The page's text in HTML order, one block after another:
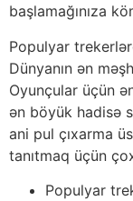
başlamağınıza
Populyar
Dünyanın ən
Oyunçular üçün
ən böyük hadisə
ani pul çıxarma
tanıtmaq üçün
Populyar